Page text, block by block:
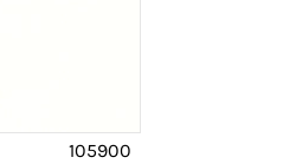
105900